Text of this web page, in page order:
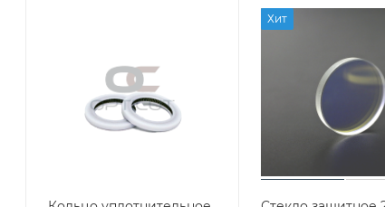
Хит